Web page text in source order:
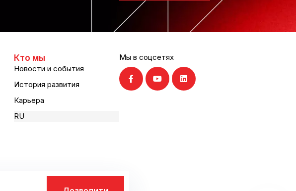
Кто мы
Новости и события
История развития
Карьера
RU
Мы в соцсетях